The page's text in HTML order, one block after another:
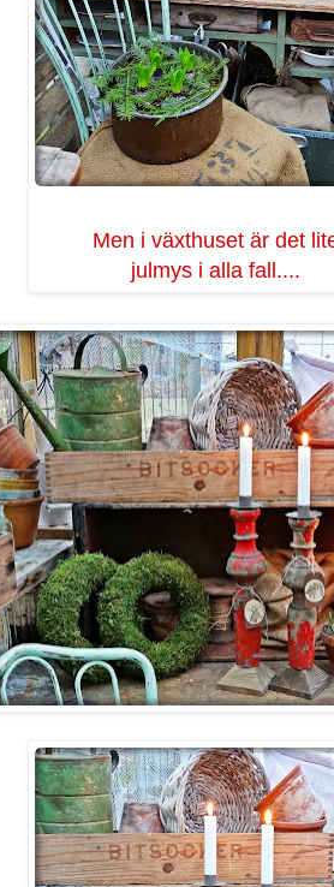
Men i växthuset är det
julmys i alla fall....